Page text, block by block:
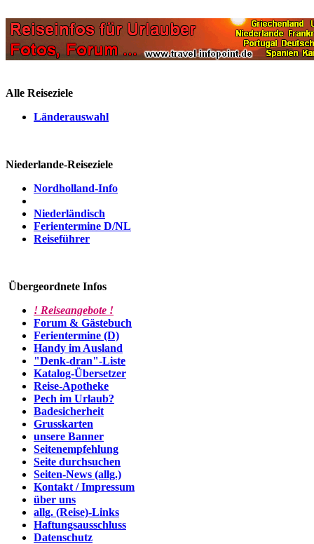
Alle Reiseziele
Länderauswahl
Niederlande-Reiseziele
Nordholland-Info
Niederländisch
Ferientermine D/NL
Reiseführer
Übergeordnete Infos
! Reiseangebote !
Forum & Gästebuch
Ferientermine (D)
Handy im Ausland
"Denk-dran"-Liste
Katalog-Übersetzer
Reise-Apotheke
Pech im Urlaub?
Badesicherheit
Grusskarten
unsere Banner
Seitenempfehlung
Seite durchsuchen
Seiten-News (allg.)
Kontakt / Impressum
über uns
allg. (Reise)-Links
Haftungsausschluss
Datenschutz